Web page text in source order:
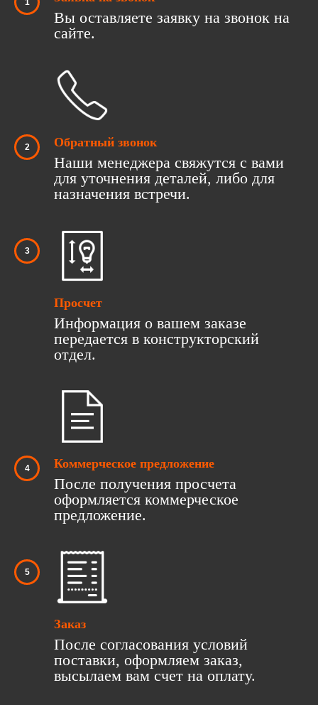
Вы оставляете заявку на звонок на
сайте.
Обратный звонок
Наши менеджера свяжутся с вами
для уточнения деталей, либо для
назначения встречи.
Просчет
Информация о вашем заказе
передается в конструкторский
отдел.
Коммерческое предложение
После получения просчета
оформляется коммерческое
предложение.
Заказ
После согласования условий
поставки, оформляем заказ,
высылаем вам счет на оплату.